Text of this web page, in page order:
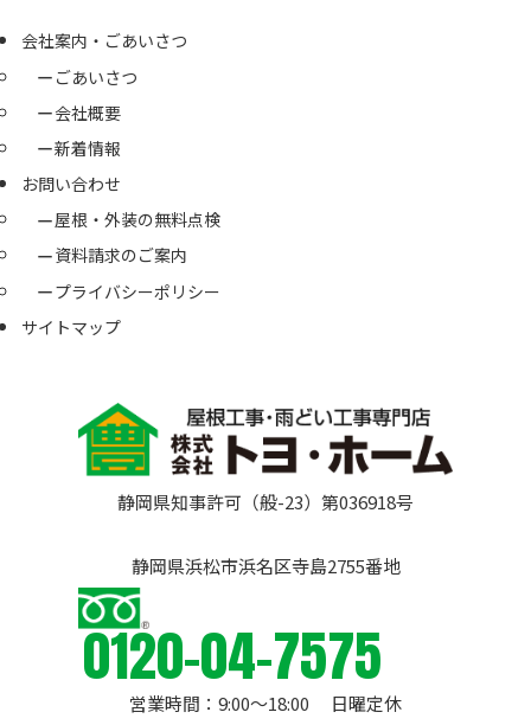
静岡県知事許可（般-23）第036918号
静岡県浜松市浜名区寺島2755番地
0120-04-7575
営業時間：9:00〜18:00 日曜定休
会社案内・ごあいさつ
ごあいさつ
会社概要
新着情報
お問い合わせ
屋根・外装の無料点検
資料請求のご案内
プライバシーポリシー
サイトマップ